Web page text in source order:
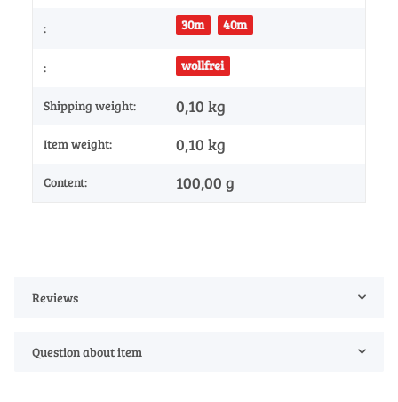
: 30m 40m
: wollfrei
Shipping weight: 0,10 kg
Item weight: 0,10 kg
Content: 100,00 g
Reviews
Question about item